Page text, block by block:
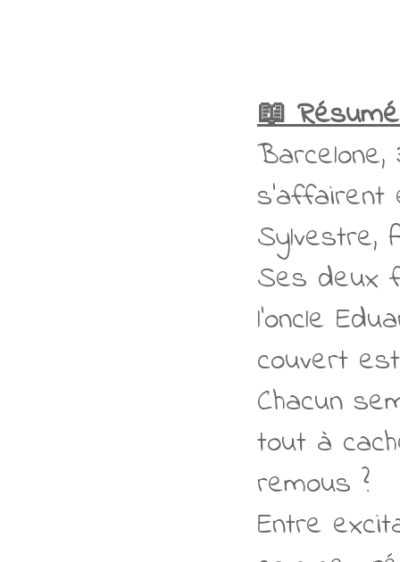
📖
Sylvestre,
Ses deux
l’oncle
couvert
Chacun
tout à
remous ?
Entre